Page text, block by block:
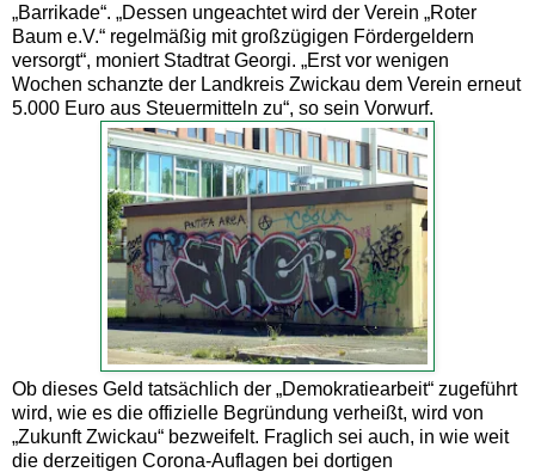
„Barrikade“. „Dessen ungeachtet wird der Verein „Roter
Baum e.V.“ regelmäßig mit großzügigen Fördergeldern
versorgt“, moniert Stadtrat Georgi. „Erst vor wenigen
Wochen schanzte der Landkreis Zwickau dem Verein erneut
5.000 Euro aus Steuermitteln zu“, so sein Vorwurf.
Ob dieses Geld tatsächlich der „Demokratiearbeit“ zugeführt
wird, wie es die offizielle Begründung verheißt, wird von
„Zukunft Zwickau“ bezweifelt. Fraglich sei auch, in wie weit
die derzeitigen Corona-Auflagen bei dortigen